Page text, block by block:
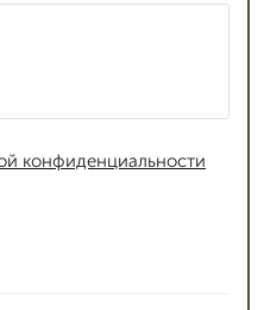
конфиденциальности